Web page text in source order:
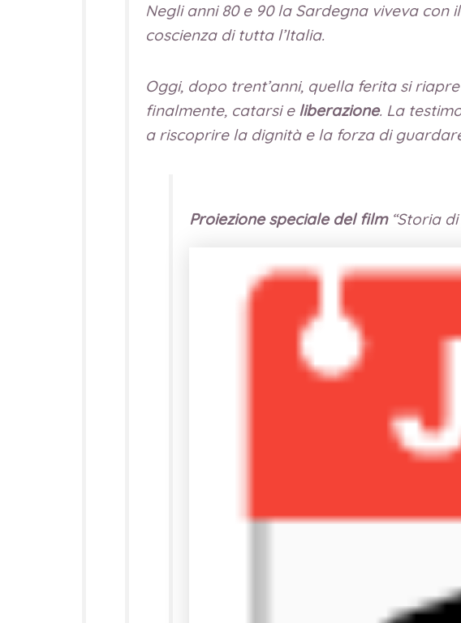
Negli anni 80 e 90 la Sardegna viveva con
coscienza di tutta l’Italia.
Oggi, dopo trent’anni, quella ferita si
finalmente, catarsi e liberazione. La
a riscoprire la dignità e la forza di
Proiezione speciale del film “Storia